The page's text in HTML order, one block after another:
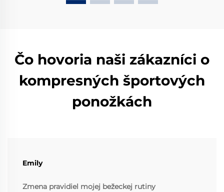
Čo hovoria naši zákazníci o
kompresných športových
ponožkách
Emily
Zmena pravidiel mojej bežeckej rutiny